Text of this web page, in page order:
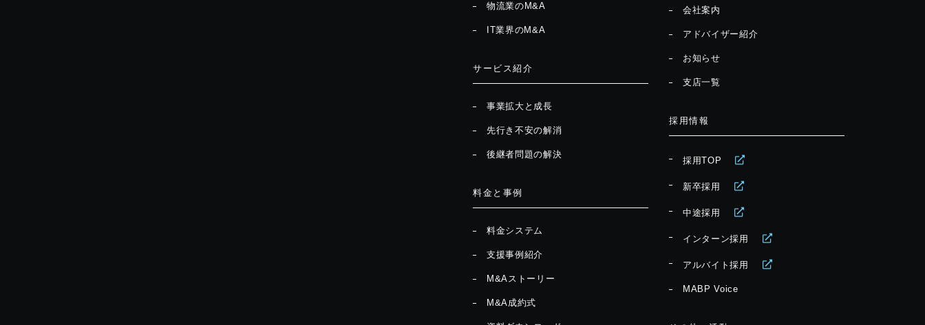
物流業のM&A
IT業界のM&A
サービス紹介
事業拡大と成長
先行き不安の解消
後継者問題の解決
料金と事例
料金システム
支援事例紹介
M&Aストーリー
M&A成約式
会社案内
アドバイザー紹介
お知らせ
支店一覧
採用情報
採用TOP
新卒採用
中途採用
インターン採用
アルバイト採用
MABP Voice